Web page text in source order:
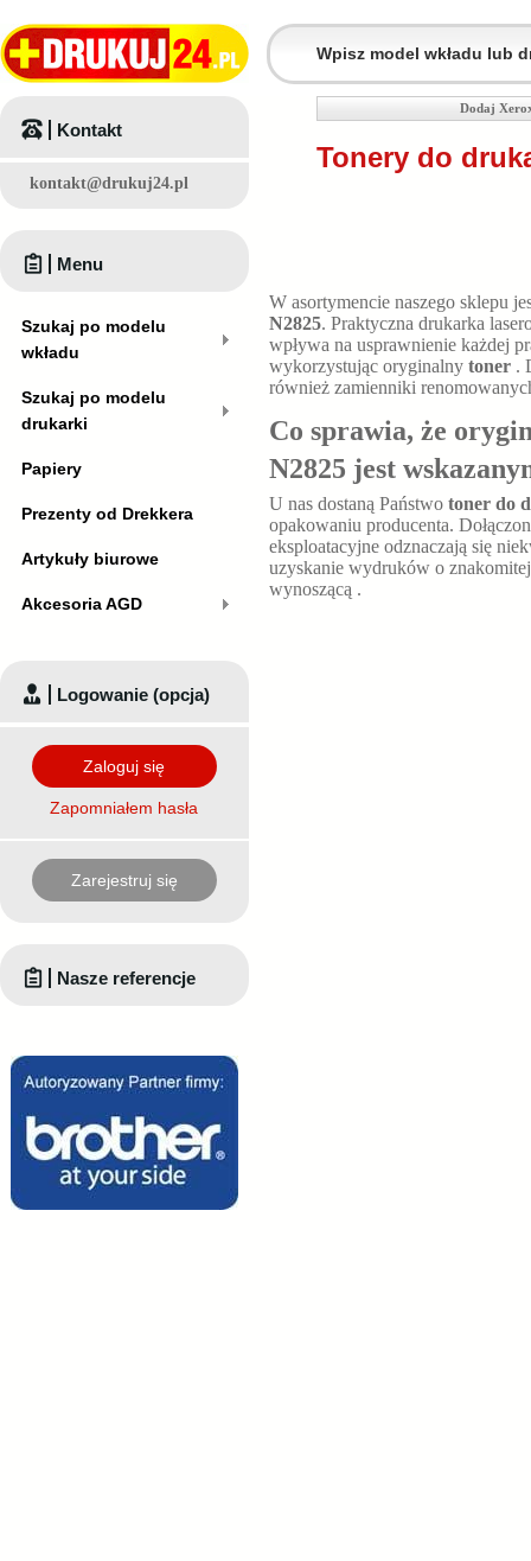
Dodaj
Tonery do
W asortymencie naszego sklepu
N2825. Praktyczna drukarka
wpływa na usprawnienie każdej
wykorzystując oryginalny toner .
również zamienniki
Co sprawia, że
N2825 jest
U nas dostaną Państwo toner do
opakowaniu producenta.
eksploatacyjne odznaczają się
uzyskanie wydruków o
wynoszącą .
Kontakt
kontakt@drukuj24.pl
Menu
Szukaj po modelu
wkładu
Szukaj po modelu
drukarki
Papiery
Prezenty od Drekkera
Artykuły biurowe
Akcesoria AGD
Logowanie (opcja)
Zaloguj się
Zapomniałem hasła
Zarejestruj się
Nasze referencje